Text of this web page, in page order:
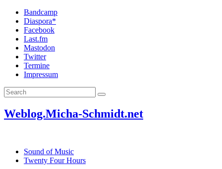
Bandcamp
Diaspora*
Facebook
Last.fm
Mastodon
Twitter
Termine
Impressum
Weblog.Micha-Schmidt.net
Sound of Music
Twenty Four Hours